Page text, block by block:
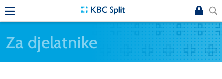
Za djelatnike